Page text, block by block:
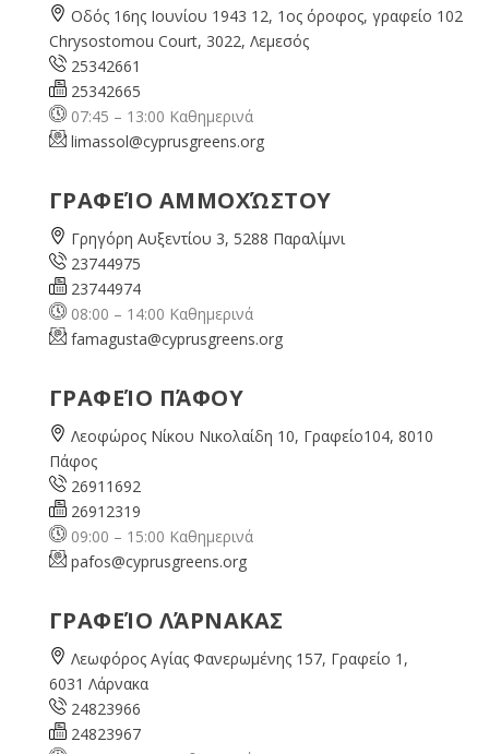
Οδός 16ης Ιουνίου 1943 12, 1ος όροφος, γραφείο 102
Chrysostomou Court, 3022, Λεμεσός
25342661
25342665
07:45 – 13:00 Καθημερινά
limassol@cyprusgreens.org
ΓΡΑΦΕΊΟ ΑΜΜΟΧΏΣΤΟΥ
Γρηγόρη Αυξεντίου 3, 5288 Παραλίμνι
23744975
23744974
08:00 – 14:00 Καθημερινά
famagusta@cyprusgreens.org
ΓΡΑΦΕΊΟ ΠΆΦΟΥ
Λεοφώρος Νίκου Νικολαίδη 10, Γραφείο104, 8010
Πάφος
26911692
26912319
09:00 – 15:00 Καθημερινά
pafos@cyprusgreens.org
ΓΡΑΦΕΊΟ ΛΆΡΝΑΚΑΣ
Λεωφόρος Αγίας Φανερωμένης 157, Γραφείο 1,
6031 Λάρνακα
24823966
24823967